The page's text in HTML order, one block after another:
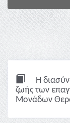
Η
ζωής των
Μονάδων